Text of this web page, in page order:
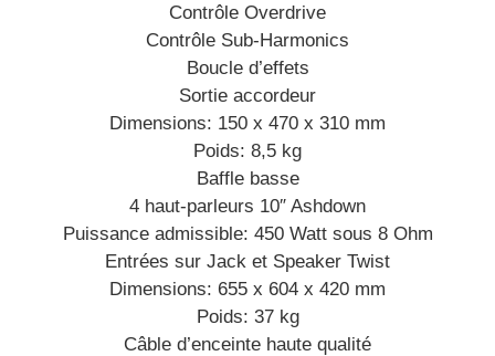
Contrôle Overdrive
Contrôle Sub-Harmonics
Boucle d’effets
Sortie accordeur
Dimensions: 150 x 470 x 310 mm
Poids: 8,5 kg
Baffle basse
4 haut-parleurs 10″ Ashdown
Puissance admissible: 450 Watt sous 8 Ohm
Entrées sur Jack et Speaker Twist
Dimensions: 655 x 604 x 420 mm
Poids: 37 kg
Câble d’enceinte haute qualité